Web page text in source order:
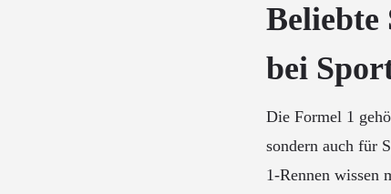
Beliebte
bei
Die Formel 1
sondern auch für
1-Rennen wissen